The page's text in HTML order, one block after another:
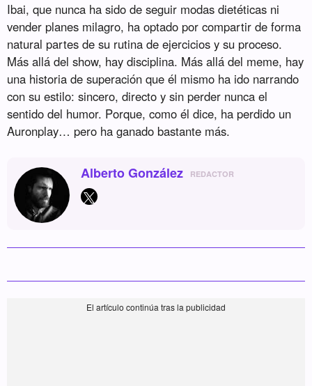
Ibai, que nunca ha sido de seguir modas dietéticas ni
vender planes milagro, ha optado por compartir de forma
natural partes de su rutina de ejercicios y su proceso.
Más allá del show, hay disciplina. Más allá del meme, hay
una historia de superación que él mismo ha ido narrando
con su estilo: sincero, directo y sin perder nunca el
sentido del humor. Porque, como él dice, ha perdido un
Auronplay… pero ha ganado bastante más.
Alberto González REDACTOR